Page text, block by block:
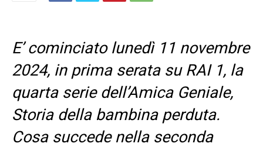
E’ cominciato lunedì 11 novembre
2024, in prima serata su RAI 1, la
quarta serie dell’Amica Geniale,
Storia della bambina perduta.
Cosa succede nella seconda